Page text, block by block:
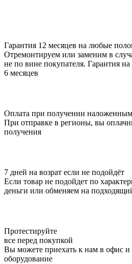
Гарантия 12 месяцев на любые
Отремонтируем или заменим в
не по вине покупателя. Гарантия
6 месяцев
Оплата при получении
При отправке в регионы, вы
получения
7 дней на возрат если не подойдёт
Если товар не подойдет по
деньги или обменяем на
Протестируйте
все перед покупкой
Вы можете приехать к нам в офис и
оборудование